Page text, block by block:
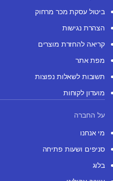
ביטול עסקת מכר מרחוק
הצהרת נגישות
קריאה להחזרת מוצרים
מפת אתר
תשובות לשאלות נפוצות
מועדון לקוחות
על החברה
מי אנחנו
סניפים ושעות פתיחה
בלוג